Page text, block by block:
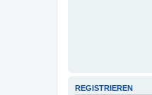
REGISTRIEREN